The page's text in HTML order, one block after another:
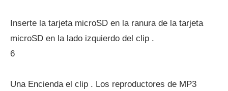
Inserte la tarjeta microSD en la ranura de la tarjeta
microSD en la lado izquierdo del clip .
6
Una Encienda el clip . Los reproductores de MP3